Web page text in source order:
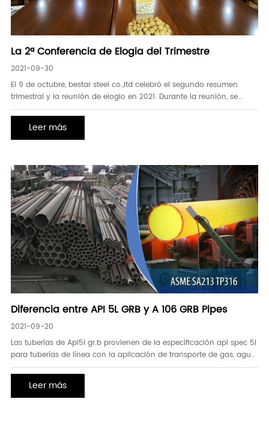
La 2ª Conferencia de Elogia del Trimestre
2021-09-30
El 9 de octubre, bestar steel co.,ltd celebró el segundo resumen
trimestral y la reunión de elogio en 2021. Durante la reunión, se
revisaron los logros del segundo trimestre.
Leer más
Diferencia entre API 5L GRB y A 106 GRB Pipes
2021-09-20
Las tuberías de Api5l gr.b provienen de la especificación api spec 5l
para tuberías de línea con la aplicación de transporte de gas, agua
y petróleo. Tubería de línea estándar tiene una designación de
grado a y b. api 5l grado b tubería puede ser dos de api 5l nivel de
servicio del producto (psl), es decir, api 5l gr.b psl1 y
Leer más